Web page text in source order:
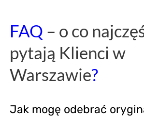
FAQ – o co
pytają Klienci w
Warszawie?
Jak mogę odebrać